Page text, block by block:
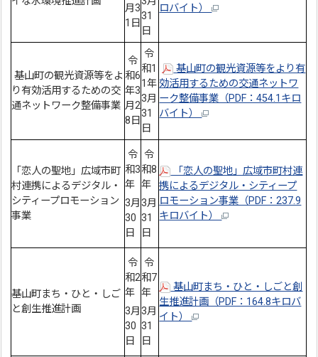
月3
1日
31
日
ロバイト）
基山町の観光資源等をよ
り有効活用するための交
通ネットワーク整備事業
令
和6
年3
月2
8日
令
和1
1年
3月
31
日
基山町の観光資源等をより有
効活用するための交通ネットワ
ーク整備事業（PDF：454.1キロ
バイト）
「恋人の聖地」広域市町
村連携によるデジタル・
シティープロモーション
事業
令
和3
年
3月
30
日
令
和8
年
3月
31
日
「恋人の聖地」広域市町村連
携によるデジタル・シティープ
ロモーション事業（PDF：237.9
キロバイト）
基山町まち・ひと・しご
と創生推進計画
令
和2
年
3月
30
日
令
和7
年
3月
31
日
基山町まち・ひと・しごと創
生推進計画（PDF：164.8キロバ
イト）